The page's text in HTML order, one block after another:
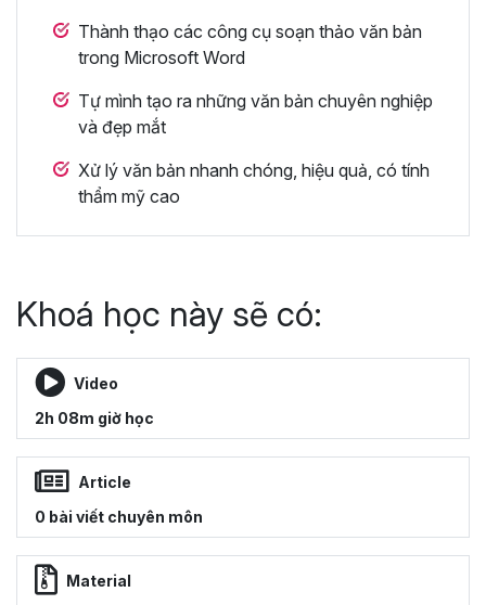
Thành thạo các công cụ soạn thảo văn bản
trong Microsoft Word
Tự mình tạo ra những văn bản chuyên nghiệp
và đẹp mắt
Xử lý văn bản nhanh chóng, hiệu quả, có tính
thẩm mỹ cao
Khoá học này sẽ có:
Video
2h 08m giờ học
Article
0 bài viết chuyên môn
Material